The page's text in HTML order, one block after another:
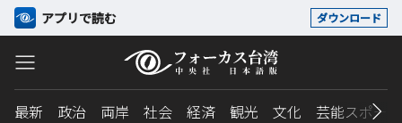
アプリで読む ダウンロード
最新 政治 両岸 社会 経済 観光 文化 芸能スポーツ